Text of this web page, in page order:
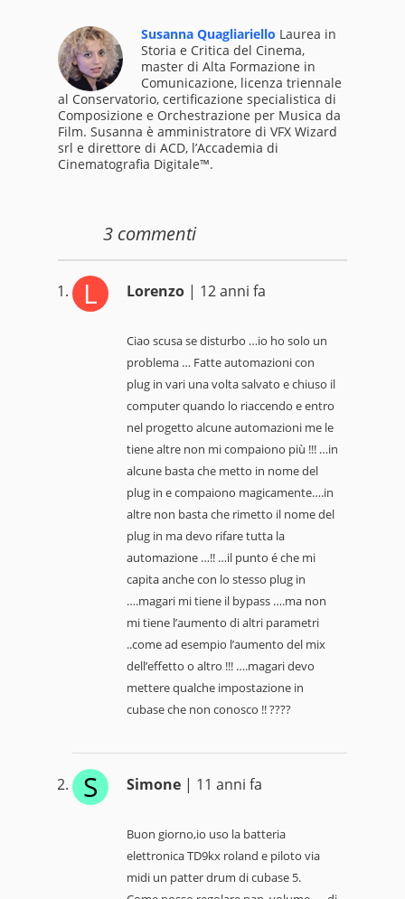
Susanna Quagliariello Laurea in
Storia e Critica del Cinema,
master di Alta Formazione in
Comunicazione, licenza triennale
al Conservatorio, certificazione specialistica di
Composizione e Orchestrazione per Musica da
Film. Susanna è amministratore di VFX Wizard
srl e direttore di ACD, l’Accademia di
Cinematografia Digitale™.
3 commenti
L Lorenzo | 12 anni fa
Ciao scusa se disturbo …io ho solo un
problema … Fatte automazioni con
plug in vari una volta salvato e chiuso il
computer quando lo riaccendo e entro
nel progetto alcune automazioni me le
tiene altre non mi compaiono più !!! …in
alcune basta che metto in nome del
plug in e compaiono magicamente….in
altre non basta che rimetto il nome del
plug in ma devo rifare tutta la
automazione …!! …il punto é che mi
capita anche con lo stesso plug in
….magari mi tiene il bypass ….ma non
mi tiene l’aumento di altri parametri
..come ad esempio l’aumento del mix
dell’effetto o altro !!! ….magari devo
mettere qualche impostazione in
cubase che non conosco !! ????
S Simone | 11 anni fa
Buon giorno,io uso la batteria
elettronica TD9kx roland e piloto via
midi un patter drum di cubase 5.